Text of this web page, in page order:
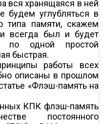
вся хранящаяся в ней
будем углубляться в
типа памяти, скажем
всегда был и будет
по одной простой
быстрая.
работы всех
описаны в прошлом
«Флэш-память на
КПК флэш-память
постоянного